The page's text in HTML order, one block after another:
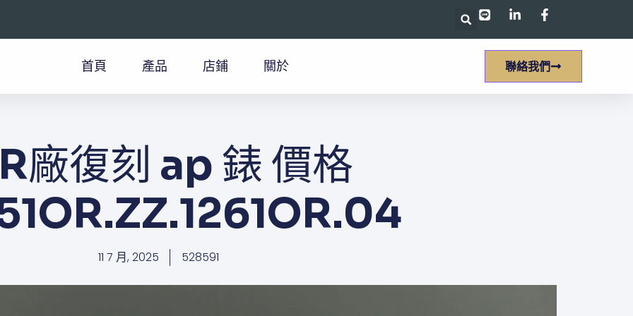
首頁 產品 店鋪 關於 聯絡我們
廠復刻 ap 錶 價格​​
11 7 月, 2025 528591